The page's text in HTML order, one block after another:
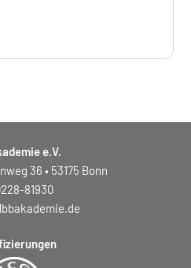
e.V.
36 • 53175 Bonn
81930